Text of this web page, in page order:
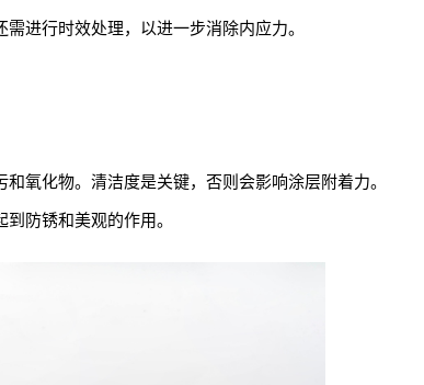
进行时效处理，以进一步消除内应力。
氧化物。清洁度是关键，否则会影响涂层附着力。
防锈和美观的作用。